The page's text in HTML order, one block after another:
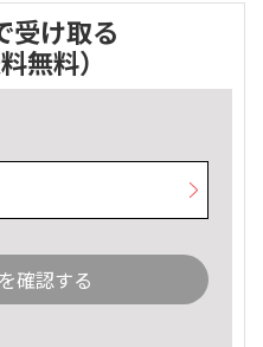
受け取る
料無料）
確認する